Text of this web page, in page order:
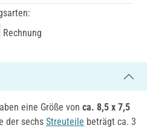
Rechnung
eine Größe von ca. 8,5 x 7,5
der sechs Streuteile beträgt ca. 3